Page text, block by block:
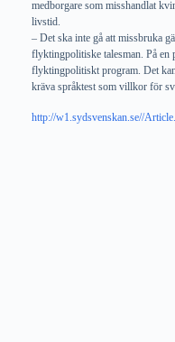
medborgare som misshandlat
livstid.
– Det ska inte gå att missbruka
flyktingpolitiske talesman. På en
flyktingpolitiskt program. Det
kräva språktest som villkor för
http://w1.sydsvenskan.se//